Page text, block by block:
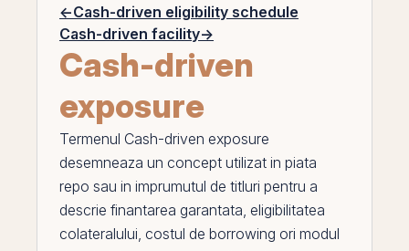
←Cash-driven eligibility schedule
Cash-driven facility→
Cash-driven
exposure
Termenul Cash-driven exposure
desemneaza un concept utilizat in piata
repo sau in imprumutul de titluri pentru a
descrie finantarea garantata, eligibilitatea
colateralului, costul de borrowing ori modul